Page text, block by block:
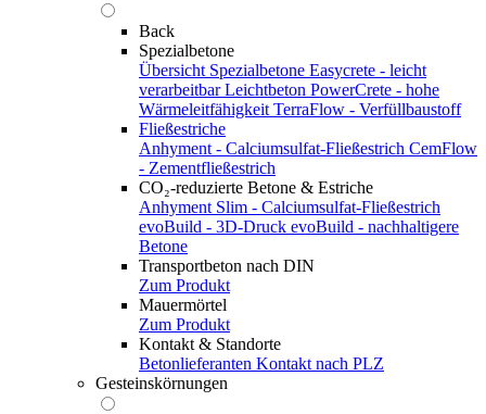
Back
Spezialbetone
Übersicht Spezialbetone Easycrete - leicht
verarbeitbar Leichtbeton PowerCrete - hohe
Wärmeleitfähigkeit TerraFlow - Verfüllbaustoff
Fließestriche
Anhyment - Calciumsulfat-Fließestrich CemFlow
- Zementfließestrich
CO₂-reduzierte Betone & Estriche
Anhyment Slim - Calciumsulfat-Fließestrich
evoBuild - 3D-Druck evoBuild - nachhaltigere
Betone
Transportbeton nach DIN
Zum Produkt
Mauermörtel
Zum Produkt
Kontakt & Standorte
Betonlieferanten Kontakt nach PLZ
Gesteinskörnungen